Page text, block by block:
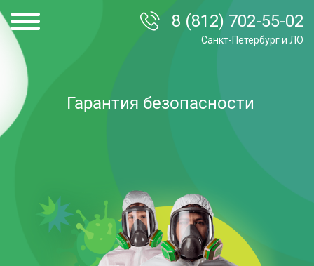
8 (812) 702-55-02
Санкт-Петербург и ЛО
Гарантия безопасности